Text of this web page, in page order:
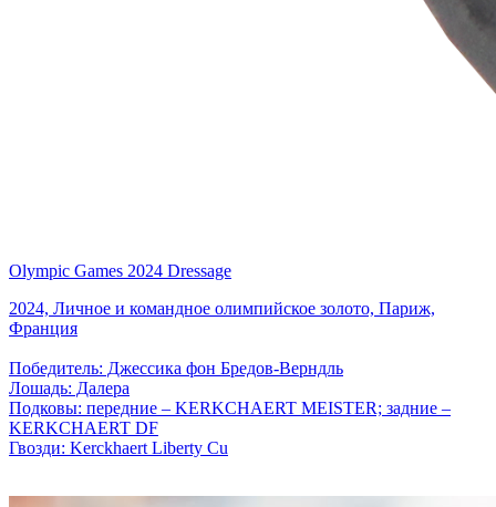
Olympic Games 2024 Dressage
2024, Личное и командное олимпийское золото, Париж,
Франция
Победитель: Джессика фон Бредов-Верндль
Лошадь: Далера
Подковы: передние – KERKCHAERT MEISTER; задние –
KERKCHAERT DF
Гвозди: Kerckhaert Liberty Cu